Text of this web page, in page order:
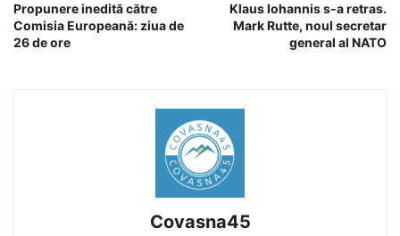
Propunere inedită către
Comisia Europeană: ziua de
26 de ore
Klaus Iohannis s-a retras.
Mark Rutte, noul secretar
general al NATO
Covasna45